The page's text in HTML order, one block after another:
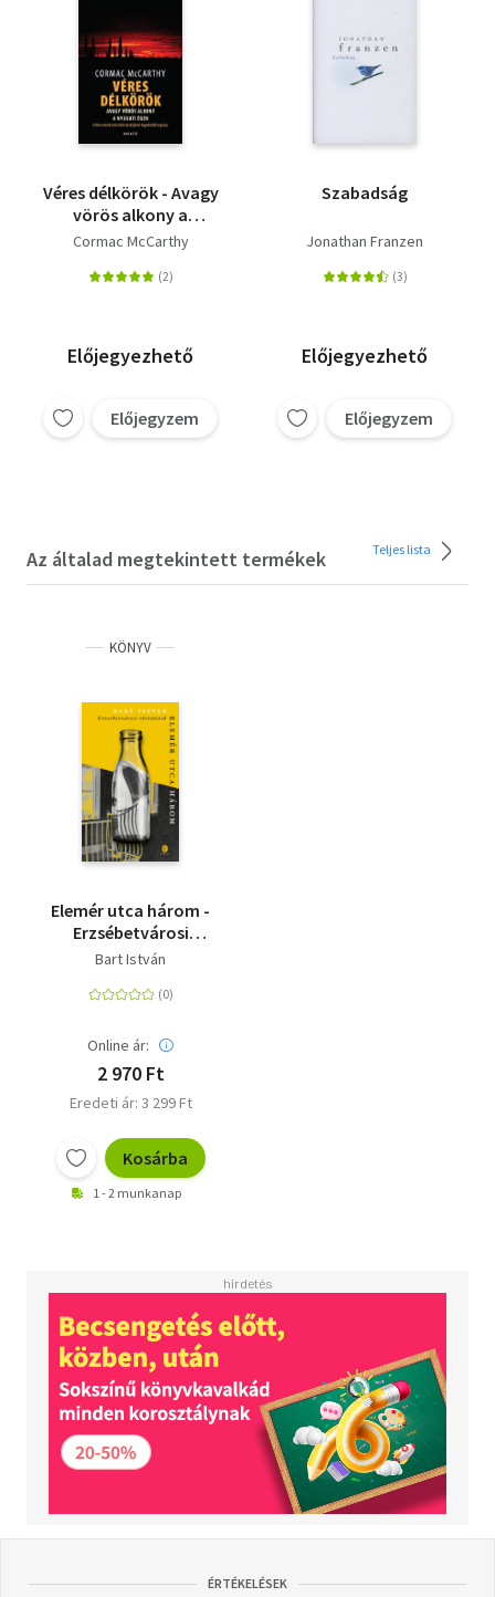
Véres délkörök - Avagy
vörös alkony a
nyugati égen
Cormac McCarthy
Előjegyezhető
Előjegyzem
Szabadság
Jonathan Franzen
Előjegyezhető
Előjegyzem
Az általad megtekintett termékek Teljes lista
KÖNYV
Elemér utca három -
Erzsébetvárosi
történetek
Bart István
Online ár:
2 970 Ft
Eredeti ár: 3 299 Ft
Kosárba
1 - 2 munkanap
ÉRTÉKELÉSEK